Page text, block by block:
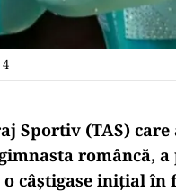
Sportiv (TAS) care
româncă,
câștigase inițial în